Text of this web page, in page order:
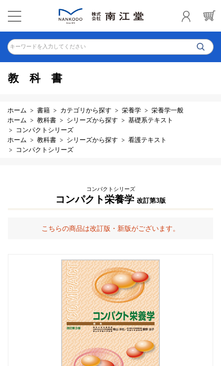
キーワードを入力してください
教科書
ホーム 書籍 カテゴリから探す 栄養学
栄養学一般
ホーム
教科書 シリーズから探す
基礎系テキスト
コンパクトシリーズ
ホーム
教科書 シリーズから探す
看護テキスト
コンパクトシリーズ
コンパクトシリーズ
コンパクト栄養学 改訂第3版
こちらの商品は改訂版・新版がございます。